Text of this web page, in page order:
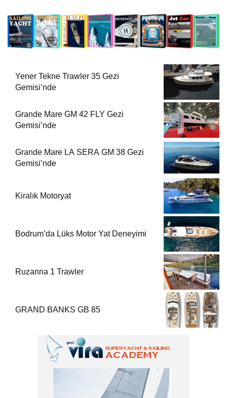
Yener Tekne Trawler 35 Gezi
Gemisi’nde
Grande Mare GM 42 FLY Gezi
Gemisi’nde
Grande Mare LA SERA GM 38 Gezi
Gemisi’nde
Kiralık Motoryat
Bodrum’da Lüks Motor Yat Deneyimi
Ruzanna 1 Trawler
GRAND BANKS GB 85